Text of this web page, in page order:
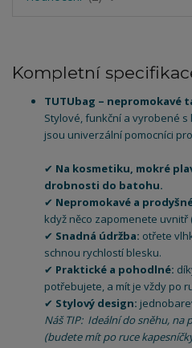
Kompletní
TUTUbag – nepromokavé
Stylové, funkční a vyrobené s
jsou univerzální pomocníci
✔ Na kosmetiku, mokré
drobnosti do batohu.
✔ Nepromokavé a
když něco zapomenete
✔ Snadná údržba: otřete
schnou rychlostí blesku.
✔ Praktické a pohodlné:
potřebujete, a mít je vždy po
✔ Stylový design:
Náš TIP: Ideální do sněhu, na
(budete mít po ruce